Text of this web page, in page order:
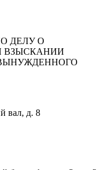
ДЕЛУ О
ВЗЫСКАНИИ
вал, д. 8